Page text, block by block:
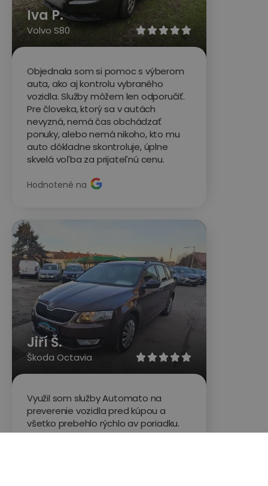

Iva P.
Volvo S80
Objednala som si pomoc s výberom
auta, ako aj kontrolu vybraného
vozidla. Služby môžem len odporučiť.
Pre človeka, ktorý sa v autách
nevyzná, nemá čas obchádzať
ponuky, alebo nemá nikoho, kto mu
auto dôkladne skontroluje, úplne
skvelá voľba za prijateľnú cenu.
Hodnotené na

Jiří Š.
Škoda Octavia
Využil som služby Automato na
preverenie vozidla pred kúpou a
všetko prebehlo rýchlo av poriadku.
Poslali technika ktorý auto prezrel,